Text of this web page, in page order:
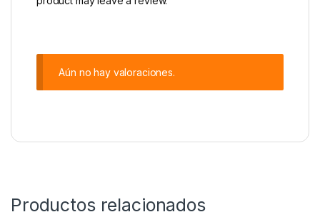
Aún no hay valoraciones.
Productos relacionados